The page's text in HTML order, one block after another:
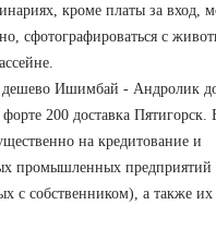
кроме платы за вход,
сфотографироваться с
дешево Ишимбай - Андролик
200 доставка Пятигорск.
на кредитование и
промышленных предприятий
с собственником), а также их